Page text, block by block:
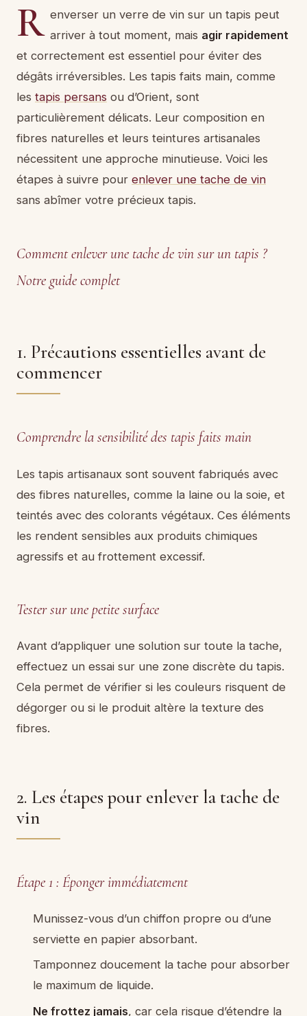
R enverser un verre de vin sur un tapis peut
arriver à tout moment, mais agir rapidement
et correctement est essentiel pour éviter des
dégâts irréversibles. Les tapis faits main, comme
les tapis persans ou d’Orient, sont
particulièrement délicats. Leur composition en
fibres naturelles et leurs teintures artisanales
nécessitent une approche minutieuse. Voici les
étapes à suivre pour enlever une tache de vin
sans abîmer votre précieux tapis.
Comment enlever une tache de vin sur un tapis ?
Notre guide complet
1. Précautions essentielles avant de
commencer
Comprendre la sensibilité des tapis faits main
Les tapis artisanaux sont souvent fabriqués avec
des fibres naturelles, comme la laine ou la soie, et
teintés avec des colorants végétaux. Ces éléments
les rendent sensibles aux produits chimiques
agressifs et au frottement excessif.
Tester sur une petite surface
Avant d’appliquer une solution sur toute la tache,
effectuez un essai sur une zone discrète du tapis.
Cela permet de vérifier si les couleurs risquent de
dégorger ou si le produit altère la texture des
fibres.
2. Les étapes pour enlever la tache de
vin
Étape 1 : Éponger immédiatement
Munissez-vous d’un chiffon propre ou d’une
serviette en papier absorbant.
Tamponnez doucement la tache pour absorber
le maximum de liquide.
Ne frottez jamais, car cela risque d’étendre la